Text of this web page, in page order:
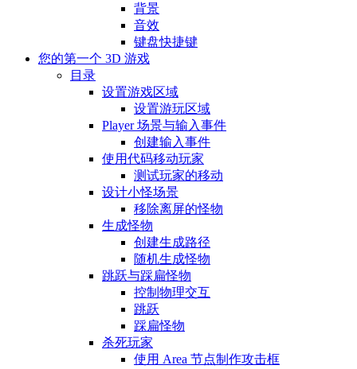
背景
音效
键盘快捷键
您的第一个 3D 游戏
目录
设置游戏区域
设置游玩区域
Player 场景与输入事件
创建输入事件
使用代码移动玩家
测试玩家的移动
设计小怪场景
移除离屏的怪物
生成怪物
创建生成路径
随机生成怪物
跳跃与踩扁怪物
控制物理交互
跳跃
踩扁怪物
杀死玩家
使用 Area 节点制作攻击框